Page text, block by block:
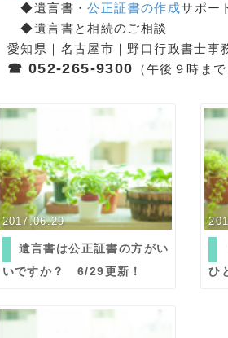
◆遺言書・公正証書の作成サポー
◆遺言書と相続のご相談
愛知県｜名古屋市｜野口行政書士事
☎ 052-265-9300 （午後９時まで
2017.06.29
遺言書は公正証書の方がい
いですか？ 6/29更新！
ひ